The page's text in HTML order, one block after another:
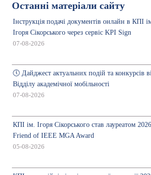
Останні матеріали сайту
Інструкція подачі документів онлайн в КПІ
Ігоря Сікорського через сервіс KPI Sign
07-08-2026
🕔 Дайджест актуальних подій та конкурсів
Відділу академічної мобільності
07-08-2026
КПІ ім. Ігоря Сікорського став лауреатом 2026
Friend of IEEE MGA Award
05-08-2026